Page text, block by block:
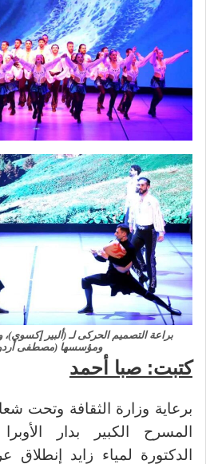
براعة التصميم الحركى لـ (ألبير إكسوي)،
ومؤسسها (مصطفى
كتبت: صبا أحمد
برعاية وزارة الثقافة وتحت
المسرح الكبير بدار
الدكتورة لمياء زايد